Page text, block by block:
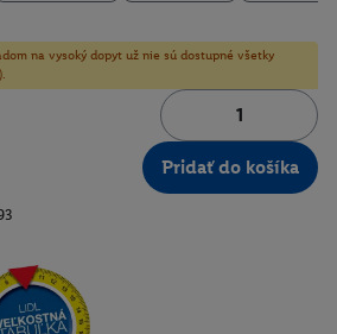
na vysoký dopyt už nie sú dostupné všetky
Pridať do košíka